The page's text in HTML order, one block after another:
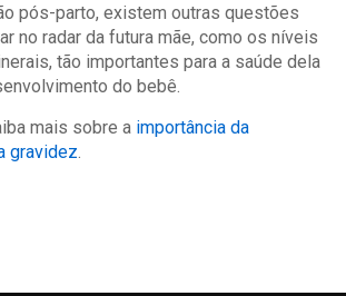
pós-parto, existem outras questões
no radar da futura mãe, como os níveis
tão importantes para a saúde dela
do bebê.
mais sobre a importância da
gravidez.